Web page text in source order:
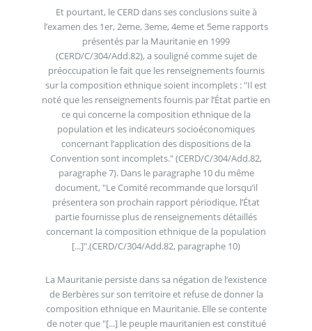
Et pourtant, le CERD dans ses conclusions suite à
l’examen des 1er, 2eme, 3eme, 4eme et 5eme rapports
présentés par la Mauritanie en 1999
(CERD/C/304/Add.82), a souligné comme sujet de
préoccupation le fait que les renseignements fournis
sur la composition ethnique soient incomplets : "Il est
noté que les renseignements fournis par l’État partie en
ce qui concerne la composition ethnique de la
population et les indicateurs socioéconomiques
concernant l’application des dispositions de la
Convention sont incomplets." (CERD/C/304/Add.82,
paragraphe 7). Dans le paragraphe 10 du même
document, "Le Comité recommande que lorsqu’il
présentera son prochain rapport périodique, l’État
partie fournisse plus de renseignements détaillés
concernant la composition ethnique de la population
[...]".(CERD/C/304/Add.82, paragraphe 10)
La Mauritanie persiste dans sa négation de l’existence
de Berbères sur son territoire et refuse de donner la
composition ethnique en Mauritanie. Elle se contente
de noter que "[...] le peuple mauritanien est constitué